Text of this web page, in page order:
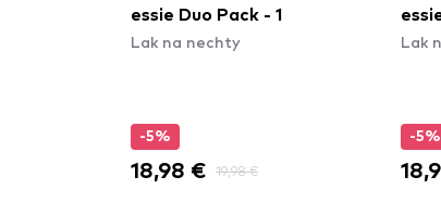
essie Duo Pack - 2
Lak na nechty
-5%
18,98 € 19,98 €
-5%